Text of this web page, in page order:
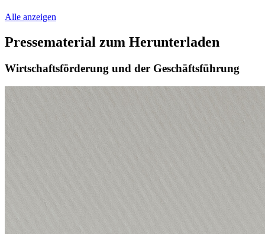
Alle anzeigen
Pressematerial zum Herunterladen
Wirtschaftsförderung und der Geschäftsführung